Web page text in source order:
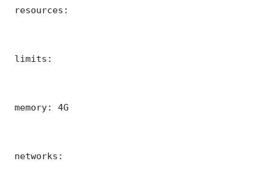
resources:
limits:
memory: 4G
networks: